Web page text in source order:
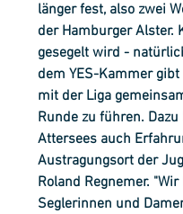
länger fest, also zwei
der Hamburger Alster.
gesegelt wird -
dem YES-Kammer
mit der Liga
Runde zu führen.
Attersees auch
Austragungsort der
Roland Regnemer.
Seglerinnen und